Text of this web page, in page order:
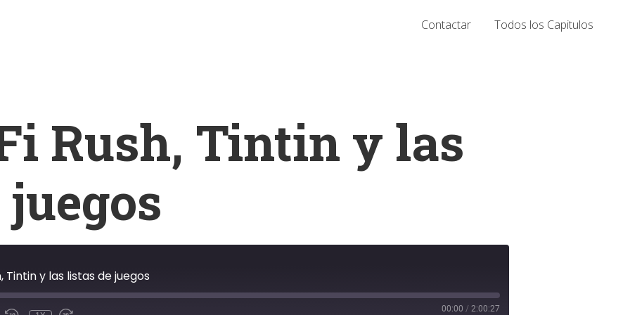
Contactar Todos los Capitulos
Rush, Tintin y las
Tintin y las listas de juegos
00:00 / 2:00:27